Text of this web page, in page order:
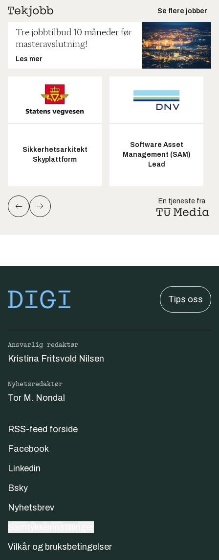
Se flere jobber
Tre jobbtilbud 10 måneder før
masteravslutning!
Les mer
Sikkerhetsarkitekt
Skyplattform
Software Asset
Management (SAM)
Lead
En tjeneste fra
Tips oss
Ansvarlig redaktør
Kristina Fritsvold Nilsen
Nyhetsredaktør
Tor M. Nondal
RSS-feed forside
Facebook
Linkedin
Bsky
Nyhetsbrev
Vilkår og bruksbetingelser